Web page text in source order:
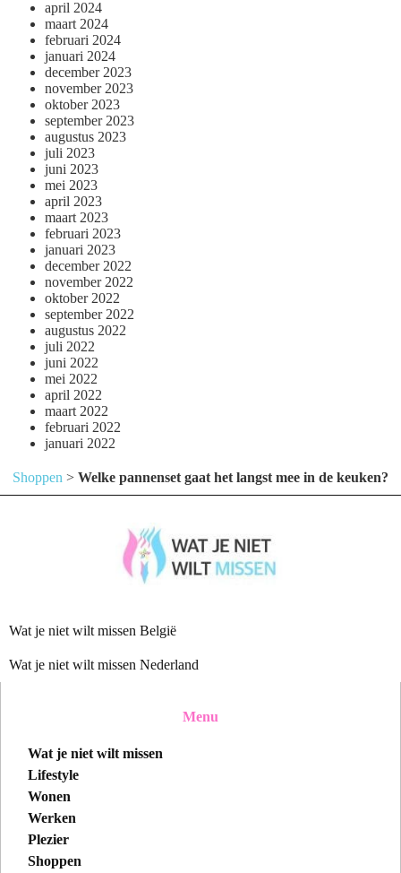
april 2024
maart 2024
februari 2024
januari 2024
december 2023
november 2023
oktober 2023
september 2023
augustus 2023
juli 2023
juni 2023
mei 2023
april 2023
maart 2023
februari 2023
januari 2023
december 2022
november 2022
oktober 2022
september 2022
augustus 2022
juli 2022
juni 2022
mei 2022
april 2022
maart 2022
februari 2022
januari 2022
Shoppen > Welke pannenset gaat het langst mee in de keuken?
Wat je niet wilt missen België
Wat je niet wilt missen Nederland
Menu
Wat je niet wilt missen
Lifestyle
Wonen
Werken
Plezier
Shoppen